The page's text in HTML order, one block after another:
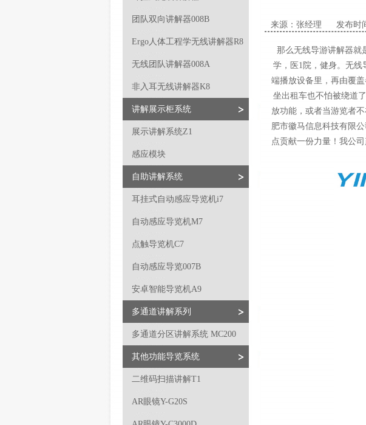
团队双向讲解器008B
Ergo人体工程学无线讲解器R8
无线团队讲解器008A
非入耳无线讲解器K8
讲解展示柜系统
展示讲解系统Z1
感应模块
自助讲解系统
耳挂式自动感应导览机i7
自动感应导览机M7
点触导览机C7
自动感应导览007B
安卓智能导览机A9
多通道讲解系列
多通道分区讲解系统 MC200
其他功能导览系统
二维码扫描讲解T1
AR眼镜Y-G20S
来源：张经理 发布时
那么无线导游讲解器就
学，医1院，健身。无
端播放设备里，再由覆
坐出租车也不怕被绕道
放功能，或者当游览者
肥市徽马信息科技有限
点贡献一份力量！我公